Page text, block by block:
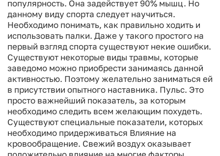
популярность. Она задействует 90% мышц. Но
данному виду спорта следует научиться.
Необходимо понимать, как правильно ходить и
использовать палки. Даже у такого простого на
первый взгляд спорта существуют некие ошибки.
Существуют некоторые виды травмы, которые
заведомо можно приобрести занимаясь данной
активностью. Поэтому желательно заниматься ей
в присутствии опытного наставника. Пульс. Это
просто важнейший показатель, за которым
необходимо следить всем желающим похудеть.
Существуют специальные показатели, которых
необходимо придерживаться Влияние на
кровообращение. Свежий воздух оказывает